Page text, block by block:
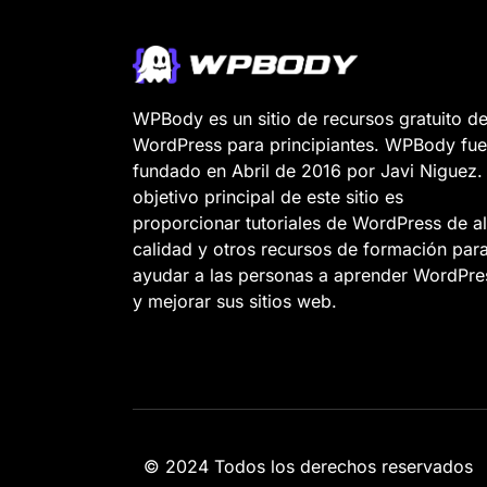
WPBody es un sitio de recursos gratuito de
WordPress para principiantes. WPBody fue
fundado en Abril de 2016 por Javi Niguez.
objetivo principal de este sitio es
proporcionar tutoriales de WordPress de
calidad y otros recursos de formación para
ayudar a las personas a aprender
y mejorar sus sitios web.
© 2024 Todos los derechos reservados